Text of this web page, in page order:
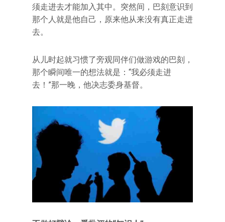
须走进去才能加入其中。突然间，巴刻意识到
那个人就是他自己，原来他从来没有真正走进
去。
从儿时起就习惯了旁观同伴们做游戏的巴刻，
那个瞬间唯一的想法就是：“我必须走进
去！”那一晚，他决志委身基督。